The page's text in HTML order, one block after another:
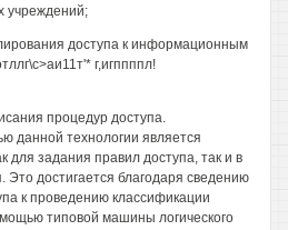
учреждений;
доступа к информационным
г,игппппл!
процедур доступа.
данной технологии является
для задания правил доступа, так и в
Это достигается благодаря сведению
к проведению классификации
типовой машины логического